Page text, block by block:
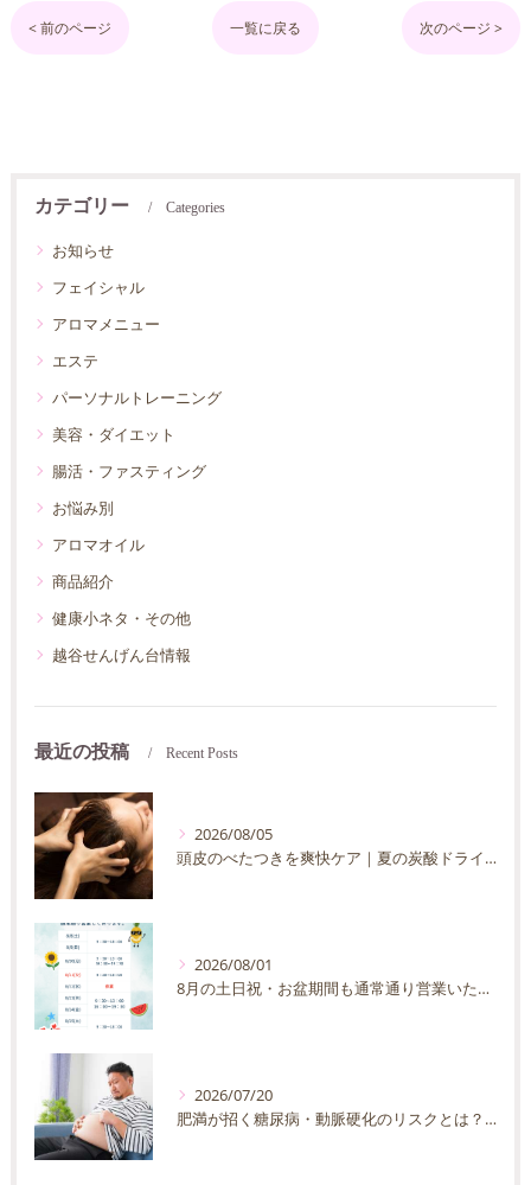
< 前のページ 一覧に戻る 次のページ >
カテゴリー Categories
お知らせ
フェイシャル
アロマメニュー
エステ
パーソナルトレーニング
美容・ダイエット
腸活・ファスティング
お悩み別
アロマオイル
商品紹介
健康小ネタ・その他
越谷せんげん台情報
最近の投稿 Recent Posts
2026/08/05
頭皮のべたつきを爽快ケア｜夏の炭酸ドライヘッドスパ完全ガイド
2026/08/01
8月の土日祝・お盆期間も通常通り営業いたします
2026/07/20
肥満が招く糖尿病・動脈硬化のリスクとは？30代40代男性が今すぐ始めたい予防法を徹底解説